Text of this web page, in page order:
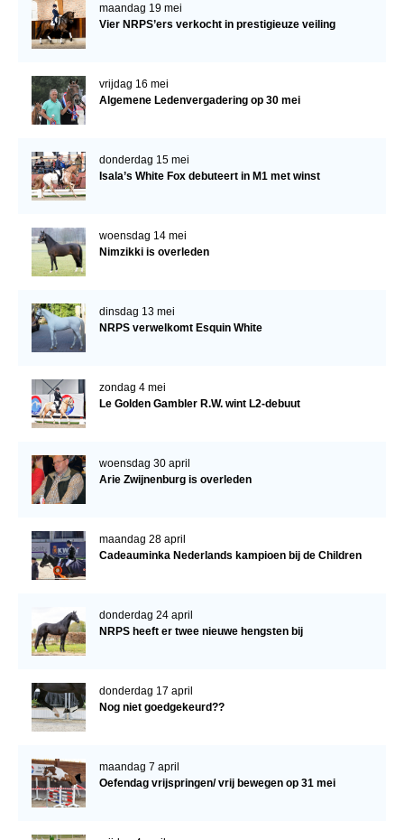
maandag 19 mei
Vier NRPS’ers verkocht in prestigieuze veiling
vrijdag 16 mei
Algemene Ledenvergadering op 30 mei
donderdag 15 mei
Isala’s White Fox debuteert in M1 met winst
woensdag 14 mei
Nimzikki is overleden
dinsdag 13 mei
NRPS verwelkomt Esquin White
zondag 4 mei
Le Golden Gambler R.W. wint L2-debuut
woensdag 30 april
Arie Zwijnenburg is overleden
maandag 28 april
Cadeauminka Nederlands kampioen bij de Children
donderdag 24 april
NRPS heeft er twee nieuwe hengsten bij
donderdag 17 april
Nog niet goedgekeurd??
maandag 7 april
Oefendag vrijspringen/ vrij bewegen op 31 mei